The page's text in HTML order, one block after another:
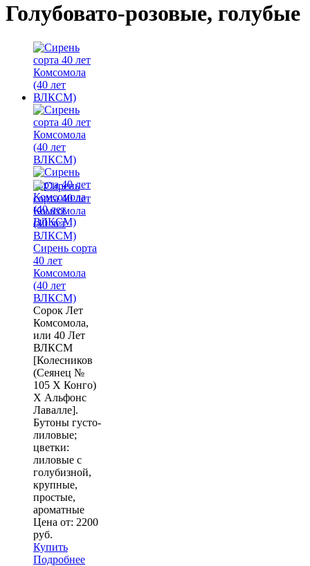
Голубовато-розовые, голубые
Сирень сорта
40 лет
Комсомола
(40 лет
ВЛКСМ)
Сорок Лет
Комсомола,
или 40 Лет
ВЛКСМ
[Колесников
(Сеянец №
105 Х Конго)
X Альфонс
Лавалле].
Бутоны густо-
лиловые;
цветки:
лиловые с
голубизной,
крупные,
простые,
ароматные
Цена от: 2200
руб.
Купить
Подробнее